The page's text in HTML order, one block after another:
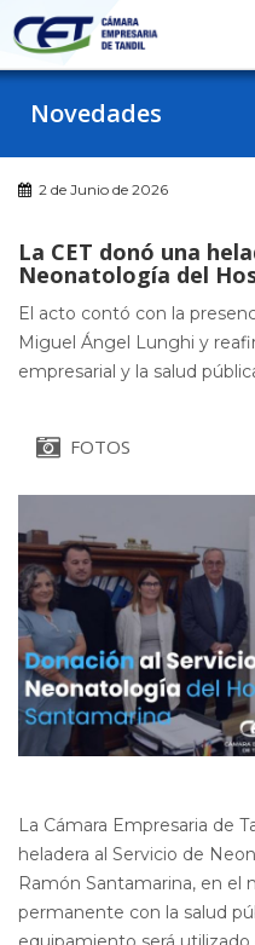
Novedades
2 de Junio de 2026
La CET donó una
Neonatología del
El acto contó con la
Miguel Ángel Lunghi y
empresarial y la salud
FOTOS
La Cámara Empresaria de
heladera al Servicio de
Ramón Santamarina, en el
permanente con la salud